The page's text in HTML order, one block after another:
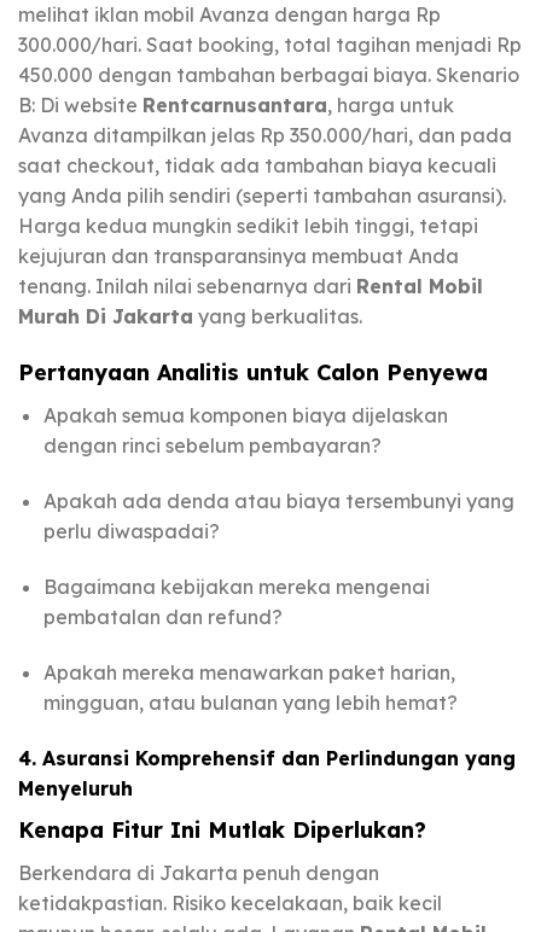
melihat iklan mobil Avanza dengan harga Rp
300.000/hari. Saat booking, total tagihan menjadi Rp
450.000 dengan tambahan berbagai biaya. Skenario
B: Di website Rentcarnusantara, harga untuk
Avanza ditampilkan jelas Rp 350.000/hari, dan pada
saat checkout, tidak ada tambahan biaya kecuali
yang Anda pilih sendiri (seperti tambahan asuransi).
Harga kedua mungkin sedikit lebih tinggi, tetapi
kejujuran dan transparansinya membuat Anda
tenang. Inilah nilai sebenarnya dari Rental Mobil
Murah Di Jakarta yang berkualitas.
Pertanyaan Analitis untuk Calon Penyewa
Apakah semua komponen biaya dijelaskan
dengan rinci sebelum pembayaran?
Apakah ada denda atau biaya tersembunyi yang
perlu diwaspadai?
Bagaimana kebijakan mereka mengenai
pembatalan dan refund?
Apakah mereka menawarkan paket harian,
mingguan, atau bulanan yang lebih hemat?
4. Asuransi Komprehensif dan Perlindungan yang
Menyeluruh
Kenapa Fitur Ini Mutlak Diperlukan?
Berkendara di Jakarta penuh dengan
ketidakpastian. Risiko kecelakaan, baik kecil